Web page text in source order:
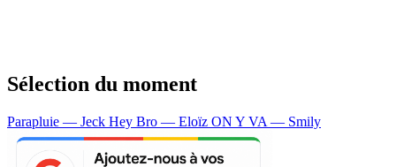
Sélection du moment
Parapluie — Jeck Hey Bro — Eloïz ON Y VA — Smily